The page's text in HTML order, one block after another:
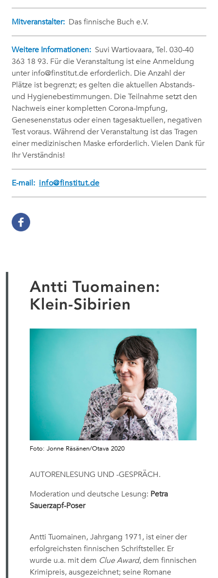
Mitveranstalter: Das finnische Buch e.V.
Weitere Informationen: Suvi Wartiovaara, Tel. 030-40
363 18 93. Für die Veranstaltung ist eine Anmeldung
unter info@finstitut.de erforderlich. Die Anzahl der
Plätze ist begrenzt; es gelten die aktuellen Abstands-
und Hygienebestimmungen. Die Teilnahme setzt den
Nachweis einer kompletten Corona-Impfung,
Genesenenstatus oder einen tagesaktuellen, negativen
Test voraus. Während der Veranstaltung ist das Tragen
einer medizinischen Maske erforderlich. Vielen Dank für
Ihr Verständnis!
E-mail: info@finstitut.de
Antti Tuomainen:
Klein-Sibirien
Foto: Jonne Räsänen/Otava 2020
AUTORENLESUNG UND -GESPRÄCH.
Moderation und deutsche Lesung: Petra
Sauerzapf-Poser
Antti Tuomainen, Jahrgang 1971, ist einer der
erfolgreichsten finnischen Schriftsteller. Er
wurde u.a. mit dem Clue Award, dem finnischen
Krimipreis, ausgezeichnet; seine Romane